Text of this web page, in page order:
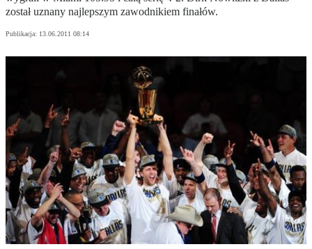
został uznany najlepszym zawodnikiem finałów.
Publikacja: 13.06.2011 08:14